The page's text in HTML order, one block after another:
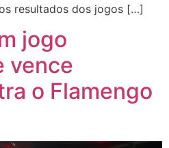
resultados dos jogos […]
jogo
vence
o Flamengo